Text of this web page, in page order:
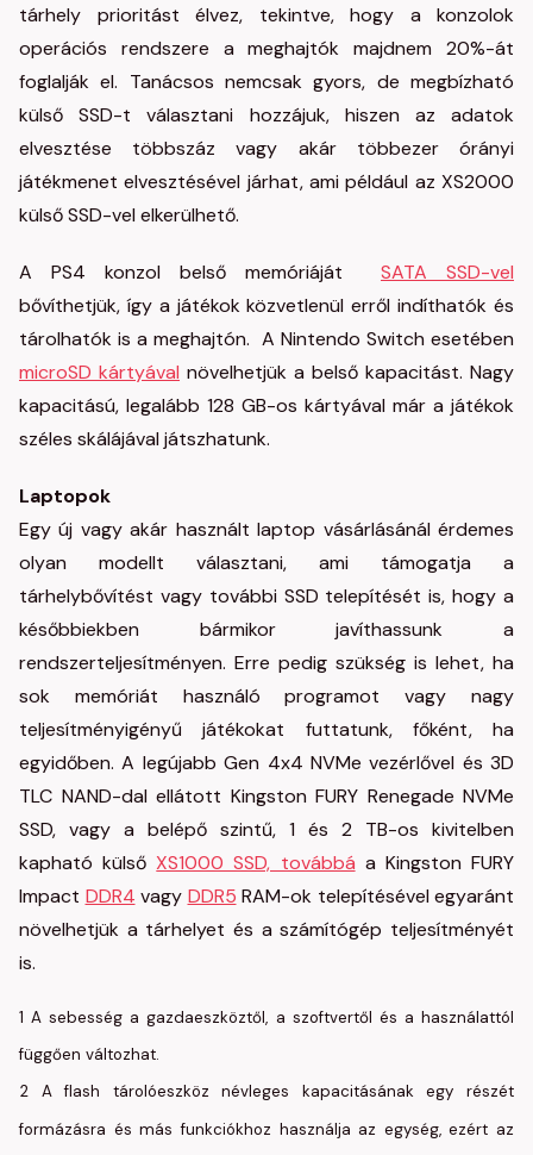
tárhely prioritást élvez, tekintve, hogy a konzolok
operációs rendszere a meghajtók majdnem 20%-át
foglalják el. Tanácsos nemcsak gyors, de megbízható
külső SSD-t választani hozzájuk, hiszen az adatok
elvesztése többszáz vagy akár többezer órányi
játékmenet elvesztésével járhat, ami például az XS2000
külső SSD-vel elkerülhető.
A PS4 konzol belső memóriáját SATA SSD-vel
bővíthetjük, így a játékok közvetlenül erről indíthatók és
tárolhatók is a meghajtón. A Nintendo Switch esetében
microSD kártyával növelhetjük a belső kapacitást. Nagy
kapacitású, legalább 128 GB-os kártyával már a játékok
széles skálájával játszhatunk.
Laptopok
Egy új vagy akár használt laptop vásárlásánál érdemes
olyan modellt választani, ami támogatja a
tárhelybővítést vagy további SSD telepítését is, hogy a
későbbiekben bármikor javíthassunk a
rendszerteljesítményen. Erre pedig szükség is lehet, ha
sok memóriát használó programot vagy nagy
teljesítményigényű játékokat futtatunk, főként, ha
egyidőben. A legújabb Gen 4x4 NVMe vezérlővel és 3D
TLC NAND-dal ellátott Kingston FURY Renegade NVMe
SSD, vagy a belépő szintű, 1 és 2 TB-os kivitelben
kapható külsőXS1000 SSD, továbbá a Kingston FURY
Impact DDR4 vagy DDR5 RAM-ok telepítésével egyaránt
növelhetjük a tárhelyet és a számítógép teljesítményét
is.
1 A sebesség a gazdaeszköztől, a szoftvertől és a használattól
függően változhat.
2 A flash tárolóeszköz névleges kapacitásának egy részét
formázásra és más funkciókhoz használja az egység, ezért az